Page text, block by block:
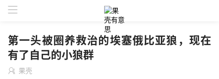
第一头被圈养救治的埃塞俄比亚狼，现在
有了自己的小狼群
果壳